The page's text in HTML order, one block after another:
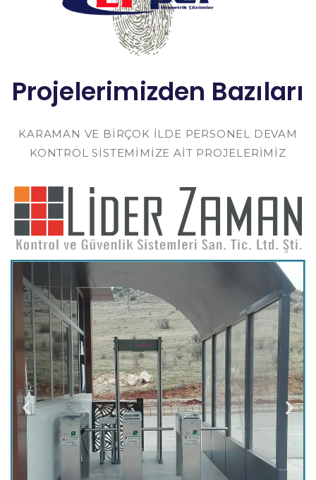
Projelerimizden Bazıları
KARAMAN VE BIRÇOK ILDE PERSONEL DEVAM
KONTROL SISTEMIMIZE AIT PROJELERIMIZ